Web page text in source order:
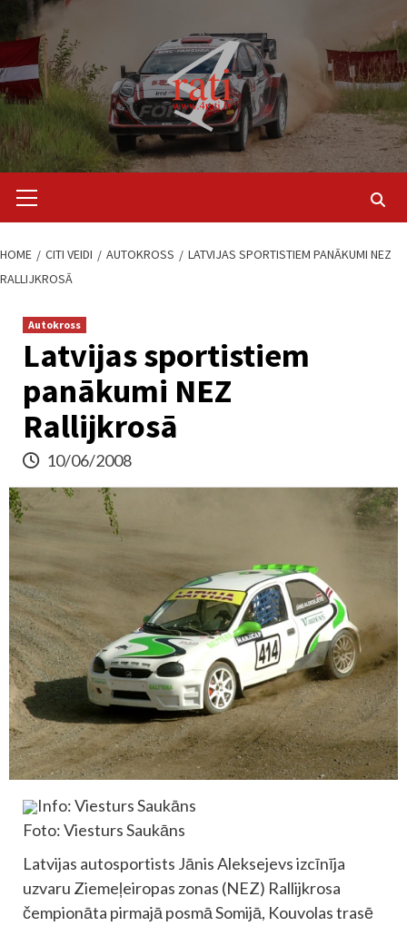
content
Menu
HOME CITI VEIDI AUTOKROSS
LATVIJAS SPORTISTIEM PANĀKUMI NEZ
RALLIJKROSĀ
Autokross
Latvijas sportistiem
panākumi NEZ
Rallijkrosā
10/06/2008
Info: Viesturs Saukāns
Foto: Viesturs Saukāns
Latvijas autosportists Jānis Aleksejevs izcīnīja
uzvaru Ziemeļeiropas zonas (NEZ) Rallijkrosa
čempionāta pirmajā posmā Somijā, Kouvolas trasē